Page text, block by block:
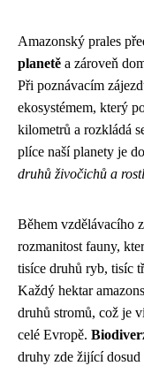
Amazonský prales
planetě a zároveň
Při poznávacím
ekosystémem, který
kilometrů a rozkládá
plíce naší planety je
druhů živočichů a
Během vzdělávacího
rozmanitost fauny,
tisíce druhů ryb, tisíc
Každý hektar
druhů stromů, což je
celé Evropě.
druhy zde žijící